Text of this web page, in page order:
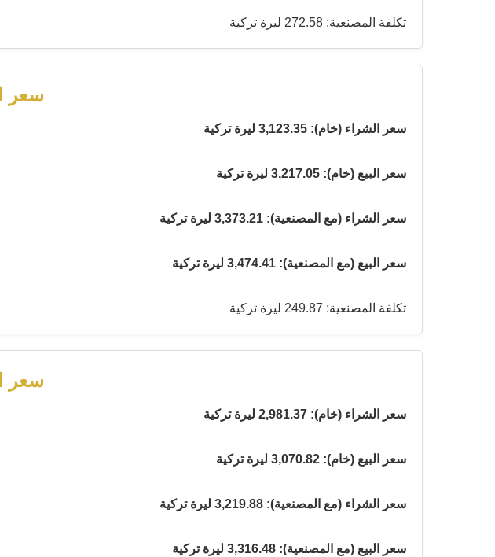
تكلفة المصنعية: 272.58 ليرة تركية
سعر
سعر الشراء (خام): 3,123.35 ليرة تركية
سعر البيع (خام): 3,217.05 ليرة تركية
سعر الشراء (مع المصنعية): 3,373.21 ليرة تركية
سعر البيع (مع المصنعية): 3,474.41 ليرة تركية
تكلفة المصنعية: 249.87 ليرة تركية
سعر
سعر الشراء (خام): 2,981.37 ليرة تركية
سعر البيع (خام): 3,070.82 ليرة تركية
سعر الشراء (مع المصنعية): 3,219.88 ليرة تركية
سعر البيع (مع المصنعية): 3,316.48 ليرة تركية